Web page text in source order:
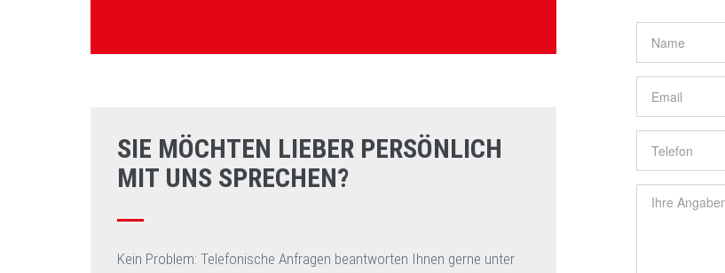
SIE MÖCHTEN LIEBER PERSÖNLICH
MIT UNS SPRECHEN?
Kein Problem: Telefonische Anfragen beantworten Ihnen gerne unter